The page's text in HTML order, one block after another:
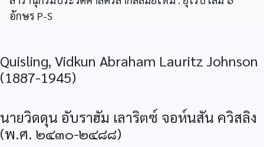
อักษร P-S
Quisling, Vidkun Abraham Lauritz Johnson
(1887-1945)
นายวิดดุน อับราฮัม เลาริตซ์ จอห์นสัน ควิสลิง
(พ.ศ. ๒๔๓๐-๒๔๘๘)